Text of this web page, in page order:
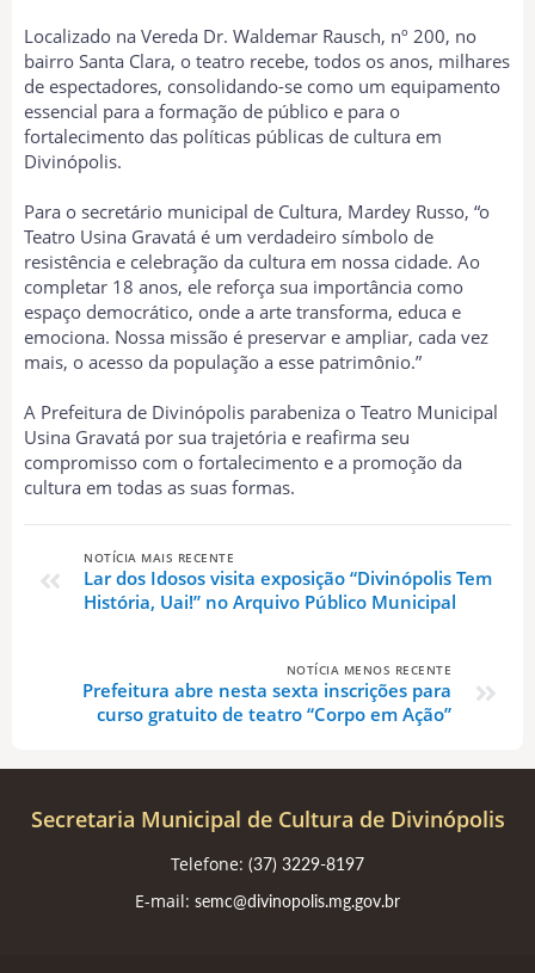
Localizado na Vereda Dr. Waldemar Rausch, nº 200, no
bairro Santa Clara, o teatro recebe, todos os anos, milhares
de espectadores, consolidando-se como um equipamento
essencial para a formação de público e para o
fortalecimento das políticas públicas de cultura em
Divinópolis.
Para o secretário municipal de Cultura, Mardey Russo, “o
Teatro Usina Gravatá é um verdadeiro símbolo de
resistência e celebração da cultura em nossa cidade. Ao
completar 18 anos, ele reforça sua importância como
espaço democrático, onde a arte transforma, educa e
emociona. Nossa missão é preservar e ampliar, cada vez
mais, o acesso da população a esse patrimônio.”
A Prefeitura de Divinópolis parabeniza o Teatro Municipal
Usina Gravatá por sua trajetória e reafirma seu
compromisso com o fortalecimento e a promoção da
cultura em todas as suas formas.
NOTÍCIA MAIS RECENTE
Lar dos Idosos visita exposição “Divinópolis Tem
História, Uai!” no Arquivo Público Municipal
NOTÍCIA MENOS RECENTE
Prefeitura abre nesta sexta inscrições para
curso gratuito de teatro “Corpo em Ação”
Secretaria Municipal de Cultura de Divinópolis
Telefone: (37) 3229-8197
E-mail: semc@divinopolis.mg.gov.br